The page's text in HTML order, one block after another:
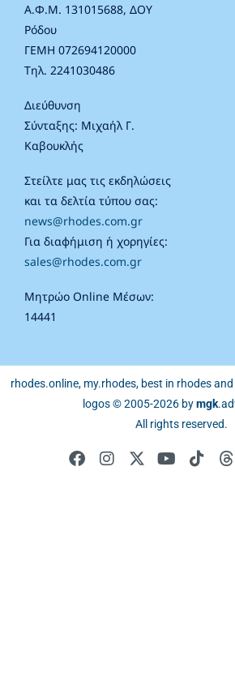
Α.Φ.Μ. 131015688, ΔΟΥ
Ρόδου
ΓΕΜΗ 072694120000
Τηλ. 2241030486
Διεύθυνση
Σύνταξης: Μιχαήλ Γ.
Καβουκλής
Στείλτε μας τις εκδηλώσεις
και τα δελτία τύπου σας:
news@rhodes.com.gr
Για διαφήμιση ή χορηγίες:
sales@rhodes.com.gr
Μητρώο Online Μέσων:
14441
rhodes.online, my.rhodes, best in rhodes
logos © 2005-2026 bymgk
All rights reserved.